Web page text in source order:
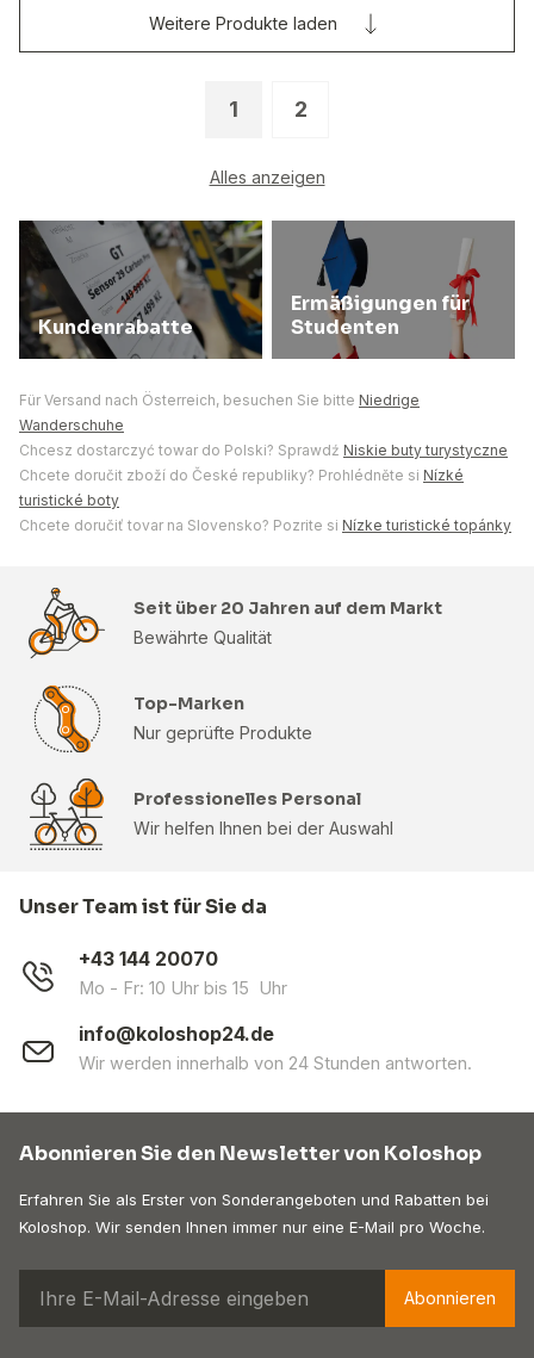
1 2
Alles anzeigen
Weitere Produkte laden
Kundenrabatte
Ermäßigungen für
Studenten
Für Versand nach Österreich, besuchen Sie bitte Niedrige
Wanderschuhe
Chcesz dostarczyć towar do Polski? Sprawdź Niskie buty turystyczne
Chcete doručit zboží do České republiky? Prohlédněte si Nízké
turistické boty
Chcete doručiť tovar na Slovensko? Pozrite si Nízke turistické topánky
Seit über 20 Jahren auf dem Markt
Bewährte Qualität
Top-Marken
Nur geprüfte Produkte
Professionelles Personal
Wir helfen Ihnen bei der Auswahl
Unser Team ist für Sie da
+43 144 20070
Mo - Fr: 10 Uhr bis 15 Uhr
info@koloshop24.de
Wir werden innerhalb von 24 Stunden antworten.
Abonnieren Sie den Newsletter von Koloshop
Erfahren Sie als Erster von Sonderangeboten und Rabatten bei
Koloshop. Wir senden Ihnen immer nur eine E-Mail pro Woche.
Abonnieren